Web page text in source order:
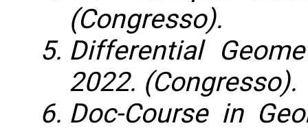
(Congresso).
Differential
2022. (Congresso).
Doc-Course in